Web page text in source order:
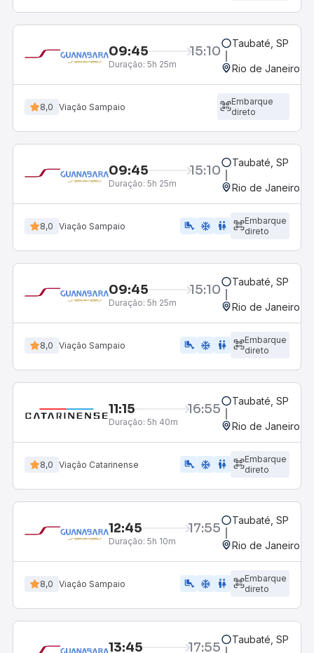
09:45 15:10
Duração: 5h 25m
Taubaté, SP
Rio de Janeiro,
8,0 Viação Sampaio
Embarque
direto
09:45 15:10
Duração: 5h 25m
Taubaté, SP
Rio de Janeiro,
8,0 Viação Sampaio airline_seat_legroom_extra ac_unit wc
Embarque
direto
09:45 15:10
Duração: 5h 25m
Taubaté, SP
Rio de Janeiro,
8,0 Viação Sampaio airline_seat_legroom_extra ac_unit wc
Embarque
direto
11:15 16:55
Duração: 5h 40m
Taubaté, SP
Rio de Janeiro,
8,0 Viação Catarinense airline_seat_legroom_extra ac_unit WC
Embarque
direto
12:45 17:55
Duração: 5h 10m
Taubaté, SP
Rio de Janeiro,
8,0 Viação Sampaio airline_seat_legroom_extra ac_unit WC
Embarque
direto
13:45 17:55 Taubaté, SP